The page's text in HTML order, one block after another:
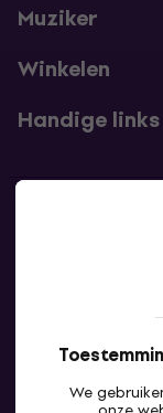
We
Muziker
Winkelen
Handige links